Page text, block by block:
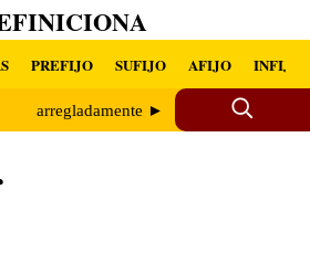
PREFIJO SUFIJO AFIJO INFIJO
arregladamente ►